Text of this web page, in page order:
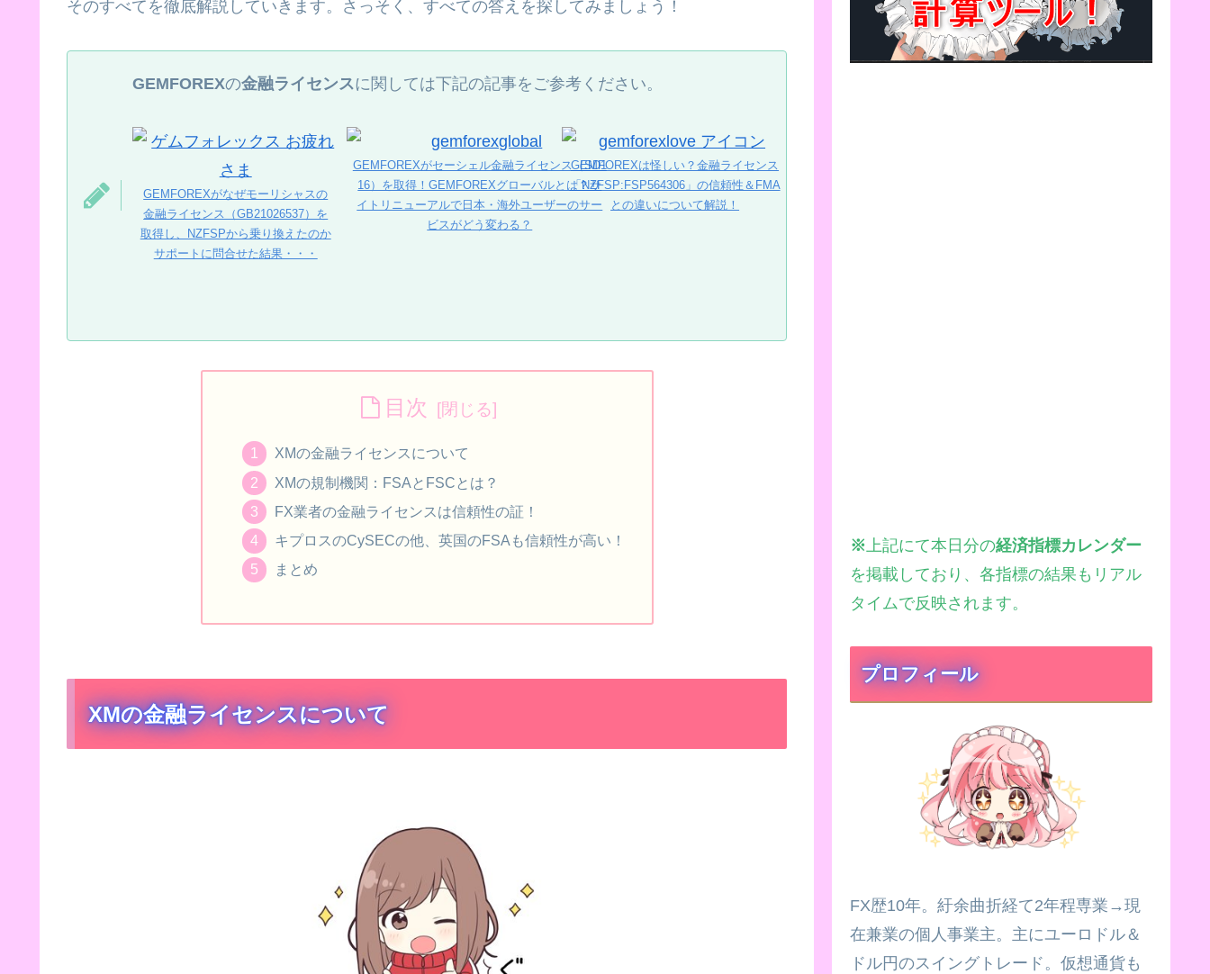
そのすべてを徹底解説していきます。さっそく、すべての答えを探してみましょう！
GEMFOREXの金融ライセンスに関しては下記の記事をご参考ください。
GEMFOREXがなぜモーリシャスの
金融ライセンス（GB21026537）を
取得し、NZFSPから乗り換えたのか
サポートに問合せた結果・・・
GEMFOREXがセーシェル金融ライセンス（SD1
16）を取得！GEMFOREXグローバルとは？サ
イトリニューアルで日本・海外ユーザーのサー
ビスがどう変わる？
GEMFOREXは怪しい？金融ライセンス
「NZFSP:FSP564306」の信頼性＆FMA
との違いについて解説！
目次
XMの金融ライセンスについて
XMの規制機関：FSAとFSCとは？
FX業者の金融ライセンスは信頼性の証！
キプロスのCySECの他、英国のFSAも信頼性が高い！
まとめ
XMの金融ライセンスについて
※ 上記にて本日分の経済指標カレンダー
を掲載しており、各指標の結果もリアル
タイムで反映されます。
プロフィール
FX歴10年。紆余曲折経て2年程専業→現
在兼業の個人事業主。主にユーロドル＆
ドル円のスイングトレード。仮想通貨も